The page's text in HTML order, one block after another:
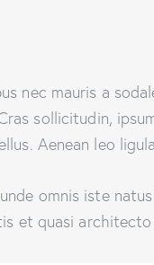
nec mauris a
sollicitudin,
Aenean leo
omnis iste
et quasi